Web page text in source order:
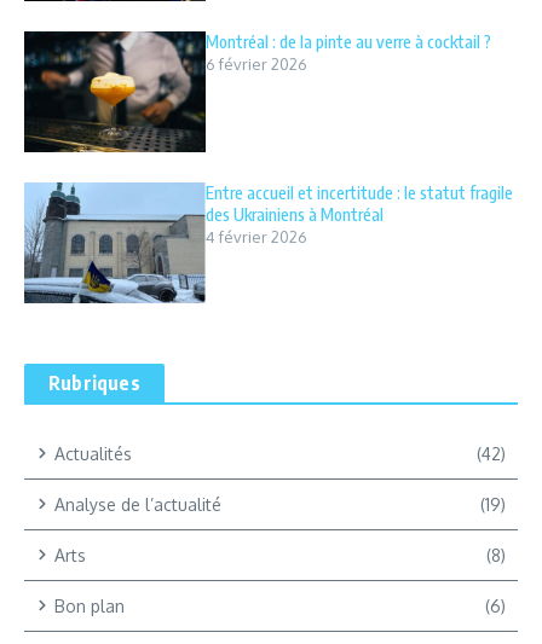
Montréal : de la pinte au verre à cocktail ?
6 février 2026
Entre accueil et incertitude : le statut fragile
des Ukrainiens à Montréal
4 février 2026
Rubriques
Actualités (42)
Analyse de l’actualité (19)
Arts (8)
Bon plan (6)